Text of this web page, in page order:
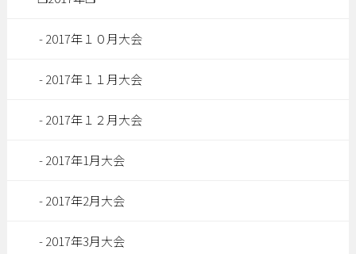
2017年１０月大会
2017年１１月大会
2017年１２月大会
2017年1月大会
2017年2月大会
2017年3月大会